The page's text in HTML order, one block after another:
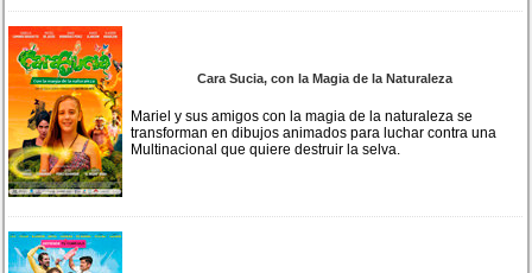
Cara Sucia, con la Magia de la Naturaleza
Mariel y sus amigos con la magia de la naturaleza se
transforman en dibujos animados para luchar contra una
Multinacional que quiere destruir la selva.